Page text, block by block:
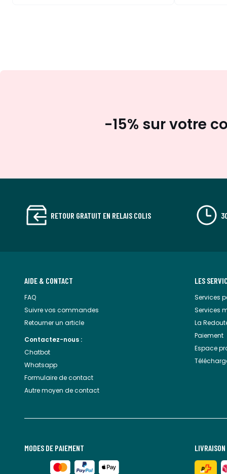
-15% sur votre
RETOUR GRATUIT EN RELAIS COLIS
AIDE & CONTACT
FAQ
Suivre vos commandes
Retourner un article
Contactez-nous :
Chatbot
Whatsapp
Formulaire de contact
Autre moyen de contact
LES
Services
Services
La
Paiement
Espace
MODES DE PAIEMENT